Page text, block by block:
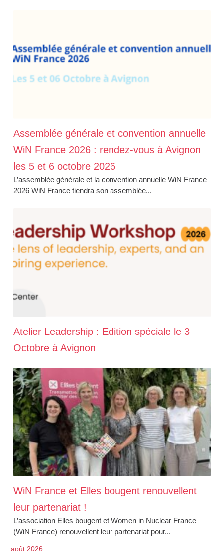
Assemblée générale et convention annuelle
WiN France 2026 : rendez-vous à Avignon
les 5 et 6 octobre 2026
L’assemblée générale et la convention annuelle WiN France
2026 WiN France tiendra son assemblée...
Atelier Leadership : Edition spéciale le 3
Octobre à Avignon
WiN France et Elles bougent renouvellent
leur partenariat !
L’association Elles bougent et Women in Nuclear France
(WiN France) renouvellent leur partenariat pour...
août 2026